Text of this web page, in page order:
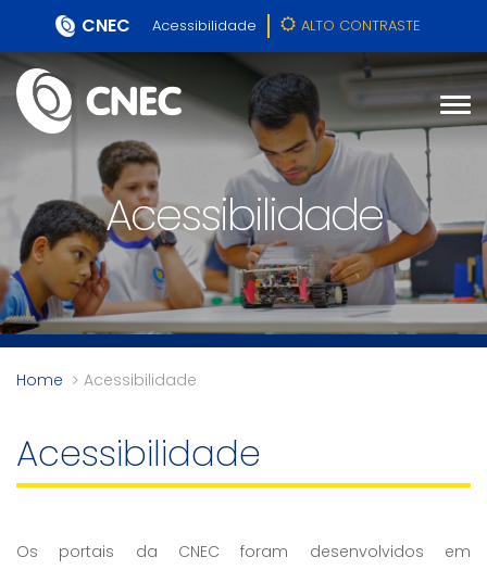
CNEC Acessibilidade ALTO CONTRASTE
Acessibilidade
Home Acessibilidade
Acessibilidade
Os portais da CNEC foram desenvolvidos em